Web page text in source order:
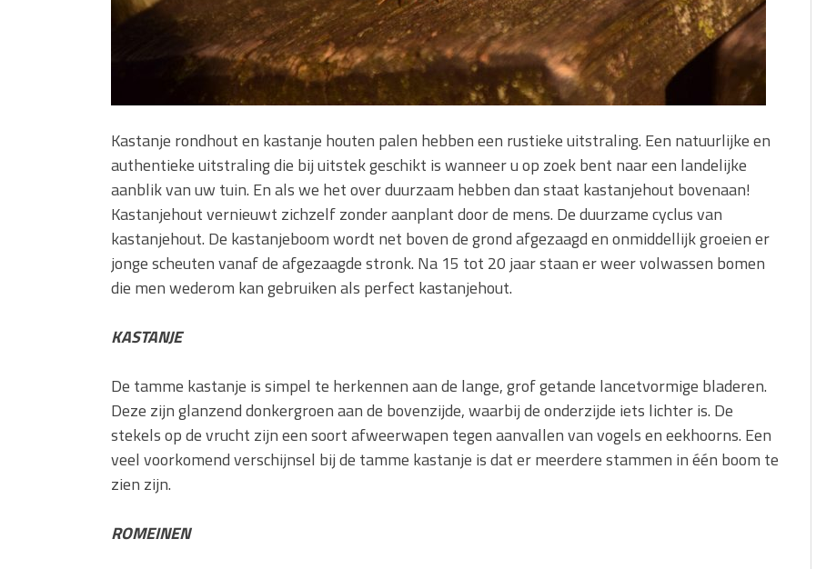
Kastanje rondhout en kastanje houten palen hebben een rustieke uitstraling. Een natuurlijke en
authentieke uitstraling die bij uitstek geschikt is wanneer u op zoek bent naar een landelijke
aanblik van uw tuin. En als we het over duurzaam hebben dan staat kastanjehout bovenaan!
Kastanjehout vernieuwt zichzelf zonder aanplant door de mens. De duurzame cyclus van
kastanjehout. De kastanjeboom wordt net boven de grond afgezaagd en onmiddellijk groeien er
jonge scheuten vanaf de afgezaagde stronk. Na 15 tot 20 jaar staan er weer volwassen bomen
die men wederom kan gebruiken als perfect kastanjehout.
KASTANJE
De tamme kastanje is simpel te herkennen aan de lange, grof getande lancetvormige bladeren.
Deze zijn glanzend donkergroen aan de bovenzijde, waarbij de onderzijde iets lichter is. De
stekels op de vrucht zijn een soort afweerwapen tegen aanvallen van vogels en eekhoorns. Een
veel voorkomend verschijnsel bij de tamme kastanje is dat er meerdere stammen in één boom te
zien zijn.
ROMEINEN